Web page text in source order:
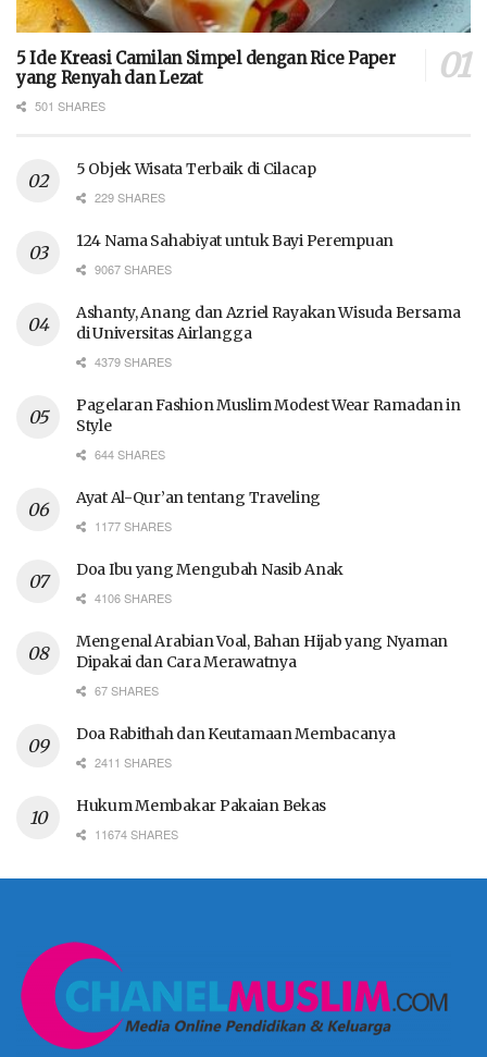
5 Ide Kreasi Camilan Simpel dengan Rice Paper
yang Renyah dan Lezat
501 SHARES
5 Objek Wisata Terbaik di Cilacap
229 SHARES
124 Nama Sahabiyat untuk Bayi Perempuan
9067 SHARES
Ashanty, Anang dan Azriel Rayakan Wisuda Bersama
di Universitas Airlangga
4379 SHARES
Pagelaran Fashion Muslim Modest Wear Ramadan in
Style
644 SHARES
Ayat Al-Qur’an tentang Traveling
1177 SHARES
Doa Ibu yang Mengubah Nasib Anak
4106 SHARES
Mengenal Arabian Voal, Bahan Hijab yang Nyaman
Dipakai dan Cara Merawatnya
67 SHARES
Doa Rabithah dan Keutamaan Membacanya
2411 SHARES
Hukum Membakar Pakaian Bekas
11674 SHARES